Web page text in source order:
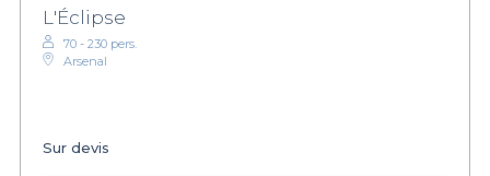
L'Éclipse
70 - 230 pers.
Arsenal
Sur devis